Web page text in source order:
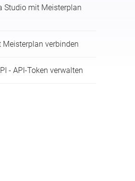
Studio mit Meisterplan
Meisterplan verbinden
- API-Token verwalten